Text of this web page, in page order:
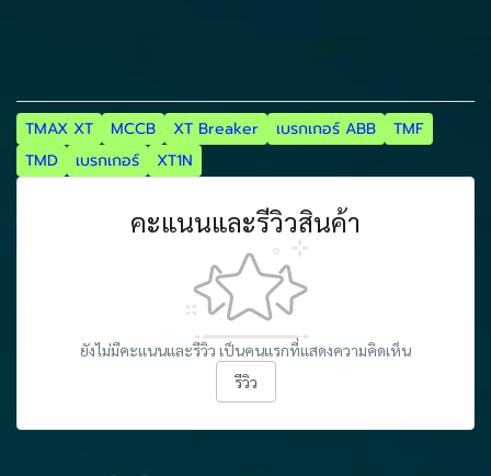
TMAX XT MCCB XT Breaker เบรกเกอร์ ABB
TMF
TMD
เบรกเกอร์ XT1N
คะแนนและรีวิวสินค้า
ยังไม่มีคะแนนและรีวิว เป็นคนแรกที่แสดงความคิดเห็น
รีวิว